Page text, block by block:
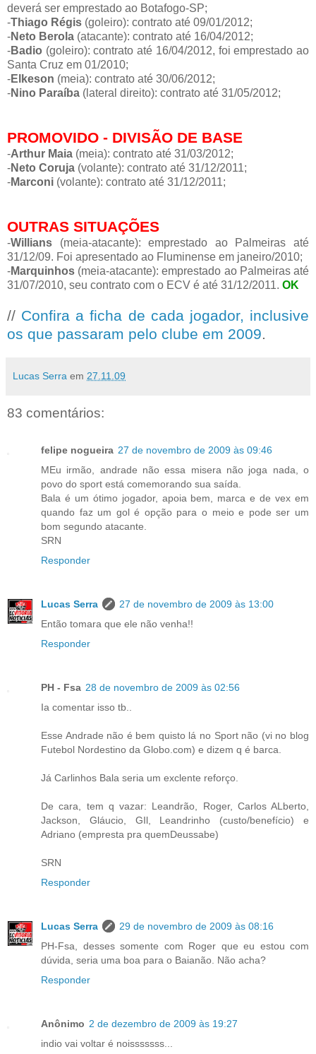
deverá ser emprestado ao Botafogo-SP;
-Thiago Régis (goleiro): contrato até 09/01/2012;
-Neto Berola (atacante): contrato até 16/04/2012;
-Badio (goleiro): contrato até 16/04/2012, foi emprestado ao
Santa Cruz em 01/2010;
-Elkeson (meia): contrato até 30/06/2012;
-Nino Paraíba (lateral direito): contrato até 31/05/2012;
PROMOVIDO - DIVISÃO DE BASE
-Arthur Maia (meia): contrato até 31/03/2012;
-Neto Coruja (volante): contrato até 31/12/2011;
-Marconi (volante): contrato até 31/12/2011;
OUTRAS SITUAÇÕES
-Willians (meia-atacante): emprestado ao Palmeiras até
31/12/09. Foi apresentado ao Fluminense em janeiro/2010;
-Marquinhos (meia-atacante): emprestado ao Palmeiras até
31/07/2010, seu contrato com o ECV é até 31/12/2011. OK
// Confira a ficha de cada jogador, inclusive
os que passaram pelo clube em 2009.
Lucas Serra em 27.11.09
83 comentários:
felipe nogueira 27 de novembro de 2009 às 09:46
MEu irmão, andrade não essa misera não joga nada, o
povo do sport está comemorando sua saída.
Bala é um ótimo jogador, apoia bem, marca e de vex em
quando faz um gol é opção para o meio e pode ser um
bom segundo atacante.
SRN
Responder
Lucas Serra
27 de novembro de 2009 às 13:00
Então tomara que ele não venha!!
Responder
PH - Fsa 28 de novembro de 2009 às 02:56
Ia comentar isso tb..
Esse Andrade não é bem quisto lá no Sport não (vi no blog
Futebol Nordestino da Globo.com) e dizem q é barca.
Já Carlinhos Bala seria um exclente reforço.
De cara, tem q vazar: Leandrão, Roger, Carlos ALberto,
Jackson, Gláucio, GIl, Leandrinho (custo/benefício) e
Adriano (empresta pra quemDeussabe)
SRN
Responder
Lucas Serra
29 de novembro de 2009 às 08:16
PH-Fsa, desses somente com Roger que eu estou com
dúvida, seria uma boa para o Baianão. Não acha?
Responder
Anônimo 2 de dezembro de 2009 às 19:27
indio vai voltar é noisssssss...